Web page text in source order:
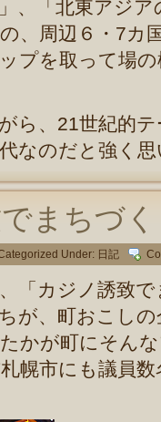
、「北東アジ
、周辺６・7カ
プを取って場
ら、21世紀的
なのだと強く
まちづ
Under: 日記
「カジノ誘致
が、町おこし
かが町にそん
幌市にも議員